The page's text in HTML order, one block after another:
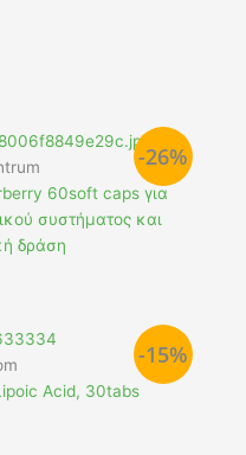
-26%
60soft caps για
συστήματος και
δράση
-15%
Acid, 30tabs